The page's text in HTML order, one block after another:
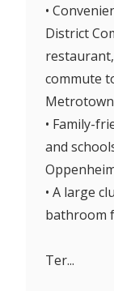
•
District
commute
• Family-
and
• A large
bathroom
Ter...